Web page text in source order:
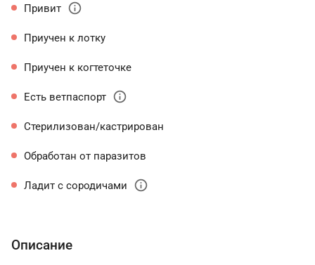
Привит info
Приучен к лотку
Приучен к когтеточке
Есть ветпаспорт info
Стерилизован/кастрирован
Обработан от паразитов
Ладит с сородичами info
Описание